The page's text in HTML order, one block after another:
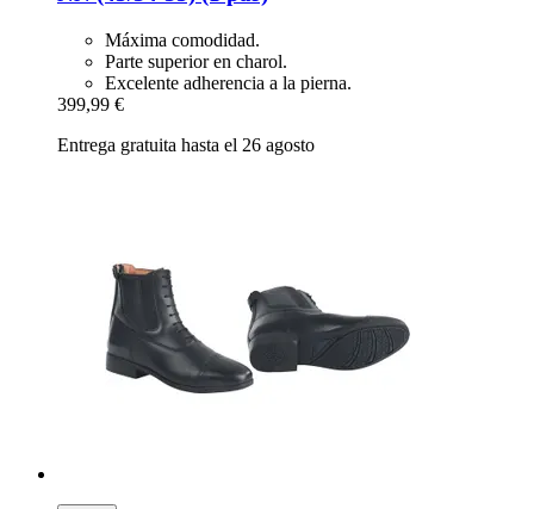
Máxima comodidad.
Parte superior en charol.
Excelente adherencia a la pierna.
399,99 €
Entrega gratuita hasta el 26 agosto